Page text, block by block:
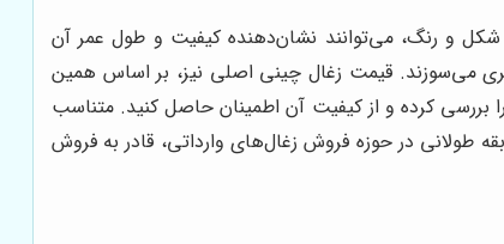
شکل و رنگ، می‌توانند نشان‌دهنده کیفیت و طول عمر آن
می‌سوزند. قیمت زغال چینی اصلی نیز، بر اساس همین
کرده و از کیفیت آن اطمینان حاصل کنید. متناسب
طولانی در حوزه فروش زغال‌های وارداتی، قادر به فروش